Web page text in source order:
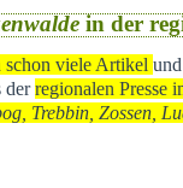
in der
schon viele Artikel
derregionalen Presse
Trebbin, Zossen,